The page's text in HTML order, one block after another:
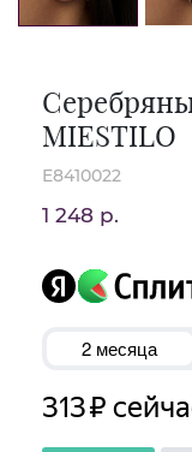
MIESTILO
E8410022
1 248 р.